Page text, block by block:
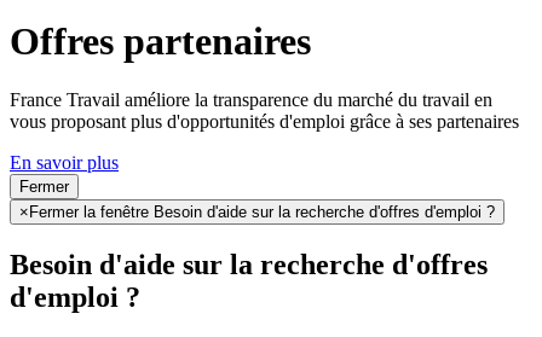
Offres partenaires
France Travail améliore la transparence du marché du travail en
vous proposant plus d'opportunités d'emploi grâce à ses partenaires
En savoir plus
Fermer
× Fermer la fenêtre Besoin d'aide sur la recherche d'offres d'emploi ?
Besoin d'aide sur la recherche d'offres
d'emploi ?